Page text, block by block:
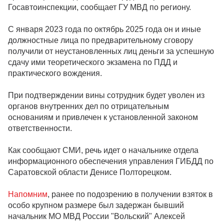
Госавтоинспекции, сообщает ГУ МВД по региону.
С января 2023 года по октябрь 2025 года он и иные
должностные лица по предварительному сговору
получили от неустановленных лиц деньги за успешную
сдачу ими теоретического экзамена по ПДД и
практического вождения.
При подтверждении вины сотрудник будет уволен из
органов внутренних дел по отрицательным
основаниям и привлечен к установленной законом
ответственности.
Как сообщают СМИ, речь идет о начальнике отдела
информационного обеспечения управления ГИБДД по
Саратовской области Денисе Полторецком.
Напомним, ранее по подозрению в получении взяток в
особо крупном размере был задержан бывший
начальник МО МВД России "Вольский" Алексей